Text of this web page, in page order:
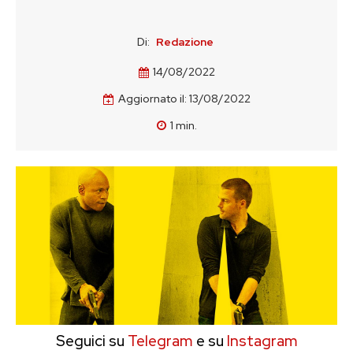
Di: Redazione
14/08/2022
Aggiornato il: 13/08/2022
1 min.
Seguici su Telegram e su Instagram